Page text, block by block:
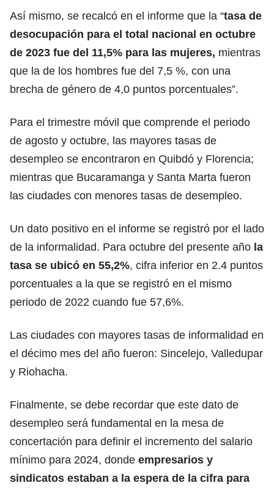
Así mismo, se recalcó en el informe que la “tasa de
desocupación para el total nacional en octubre
de 2023 fue del 11,5% para las mujeres, mientras
que la de los hombres fue del 7,5 %, con una
brecha de género de 4,0 puntos porcentuales”.
Para el trimestre móvil que comprende el periodo
de agosto y octubre, las mayores tasas de
desempleo se encontraron en Quibdó y Florencia;
mientras que Bucaramanga y Santa Marta fueron
las ciudades con menores tasas de desempleo.
Un dato positivo en el informe se registró por el lado
de la informalidad. Para octubre del presente año la
tasa se ubicó en 55,2%, cifra inferior en 2.4 puntos
porcentuales a la que se registró en el mismo
periodo de 2022 cuando fue 57,6%.
Las ciudades con mayores tasas de informalidad en
el décimo mes del año fueron: Sincelejo, Valledupar
y Riohacha.
Finalmente, se debe recordar que este dato de
desempleo será fundamental en la mesa de
concertación para definir el incremento del salario
mínimo para 2024, donde empresarios y
sindicatos estaban a la espera de la cifra para